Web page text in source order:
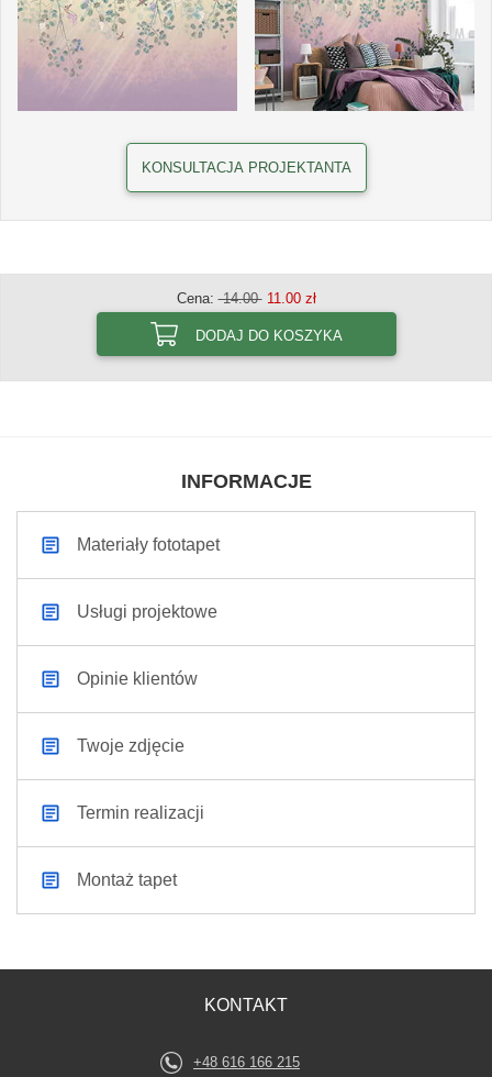
KONSULTACJA PROJEKTANTA
Cena:14.0011.00 zł
DODAJ DO KOSZYKA
INFORMACJE
Materiały fototapet
Usługi projektowe
Opinie klientów
Twoje zdjęcie
Termin realizacji
Montaż tapet
KONTAKT
+48 616 166 215